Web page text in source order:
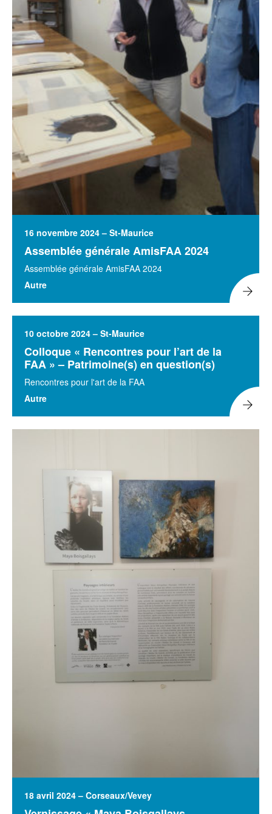
16 novembre 2024 – St-Maurice
Assemblée générale AmisFAA 2024
Assemblée générale AmisFAA 2024
Autre
10 octobre 2024 – St-Maurice
Colloque « Rencontres pour l’art de la
FAA » – Patrimoine(s) en question(s)
Rencontres pour l'art de la FAA
Autre
18 avril 2024 – Corseaux/Vevey